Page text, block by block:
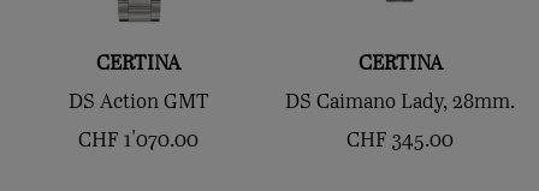
CERTINA
DS Action GMT
CHF 1'070.00
CERTINA
DS Caimano Lady, 28mm.
CHF 345.00